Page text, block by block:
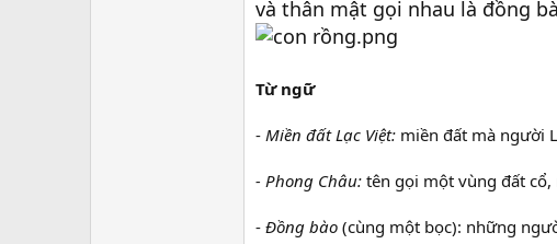
và thân mật gọi nhau là đồng
Từ ngữ
- Miền đất Lạc Việt: miền đất mà người
- Phong Châu: tên gọi một vùng đất cổ,
- Đồng bào (cùng một bọc): những